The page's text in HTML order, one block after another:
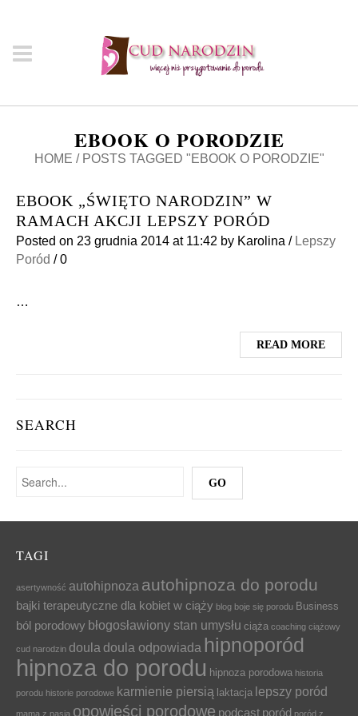
EBOOK O PORODZIE
HOME / POSTS TAGGED "EBOOK O PORODZIE"
EBOOK „ŚWIĘTO NARODZIN” W
RAMACH AKCJI LEPSZY PORÓD
Posted on 23 grudnia 2014 at 11:42 by Karolina / Lepszy
Poród /0
…
READ MORE
SEARCH
TAGI
asertywność autohipnoza autohipnoza do porodu
bajki terapeutyczne dla kobiet w ciąży blog boje się porodu Business
ból porodowy błogosławiony stan umysłu ciąża coaching ciążowy
cud narodzin doula doula odpowiada hipnoporód
hipnoza do porodu hipnoza porodowa historia
porodu historie porodowe karmienie piersią laktacja lepszy poród
mama z pasją opowieści porodowe podcast poród poród z